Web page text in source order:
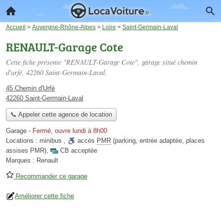
Accueil > Auvergne-Rhône-Alpes > Loire > Saint-Germain-Laval
RENAULT-Garage Cote
Cette fiche présente "RENAULT-Garage Cote", garage situé chemin
d'urfé, 42260 Saint-Germain-Laval.
45 Chemin d'Urfé
42260 Saint-Germain-Laval
📞 Appeler cette agence de location
Garage - Fermé, ouvre lundi à 8h00
Locations : minibus , accès PMR (parking, entrée adaptée, places
assises PMR),
CB acceptée
Marques : Renault
Recommander ce garage
Améliorer cette fiche